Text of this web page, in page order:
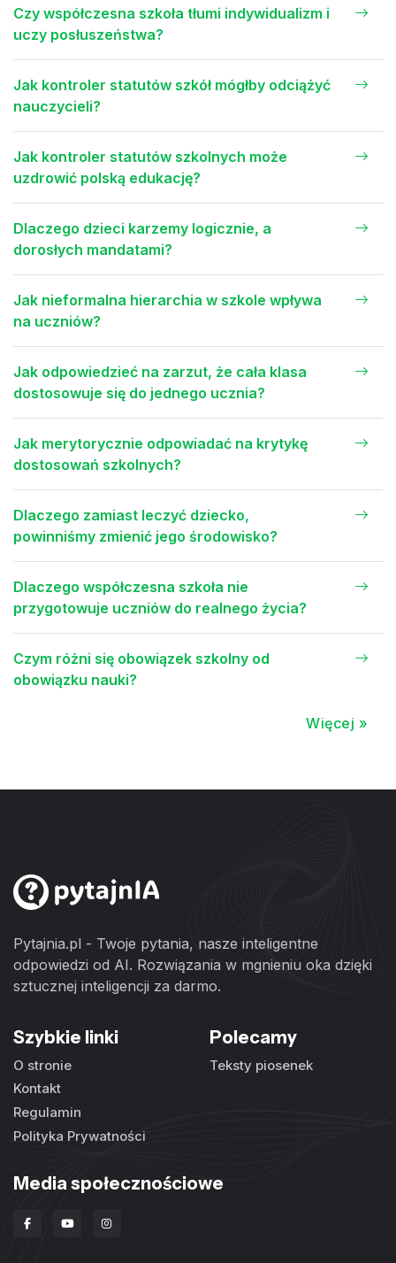
Czy współczesna szkoła tłumi indywidualizm i
uczy posłuszeństwa?
Jak kontroler statutów szkół mógłby odciążyć
nauczycieli?
Jak kontroler statutów szkolnych może
uzdrowić polską edukację?
Dlaczego dzieci karzemy logicznie, a
dorosłych mandatami?
Jak nieformalna hierarchia w szkole wpływa
na uczniów?
Jak odpowiedzieć na zarzut, że cała klasa
dostosowuje się do jednego ucznia?
Jak merytorycznie odpowiadać na krytykę
dostosowań szkolnych?
Dlaczego zamiast leczyć dziecko,
powinniśmy zmienić jego środowisko?
Dlaczego współczesna szkoła nie
przygotowuje uczniów do realnego życia?
Czym różni się obowiązek szkolny od
obowiązku nauki?
Więcej »
Pytajnia.pl - Twoje pytania, nasze inteligentne
odpowiedzi od AI. Rozwiązania w mgnieniu oka dzięki
sztucznej inteligencji za darmo.
Szybkie linki
O stronie
Kontakt
Regulamin
Polityka Prywatności
Polecamy
Teksty piosenek
Media społecznościowe